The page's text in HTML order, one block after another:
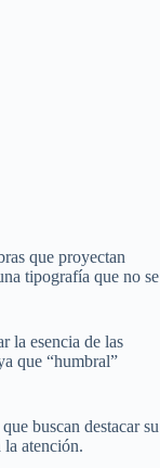
que proyectan
tipografía que no se
la esencia de las
que “humbral”
buscan destacar su
atención.